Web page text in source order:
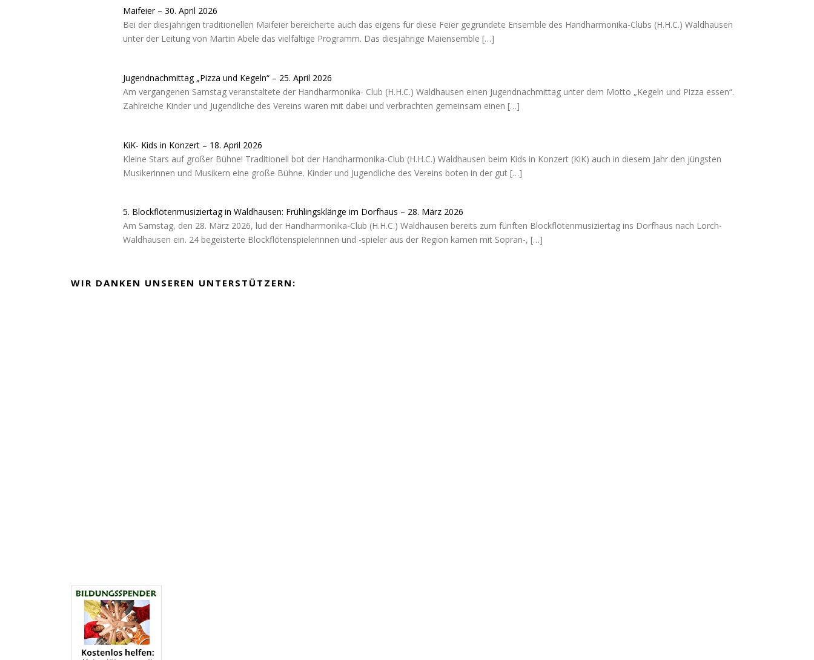
Maifeier – 30. April 2026
Bei der diesjährigen traditionellen Maifeier bereicherte auch das eigens für diese Feier gegründete Ensemble des Handharmonika-Clubs (H.H.C.) Waldhausen
unter der Leitung von Martin Abele das vielfältige Programm. Das diesjährige Maiensemble […]
Jugendnachmittag „Pizza und Kegeln“ – 25. April 2026
Am vergangenen Samstag veranstaltete der Handharmonika- Club (H.H.C.) Waldhausen einen Jugendnachmittag unter dem Motto „Kegeln und Pizza essen“.
Zahlreiche Kinder und Jugendliche des Vereins waren mit dabei und verbrachten gemeinsam einen […]
KiK- Kids in Konzert – 18. April 2026
Kleine Stars auf großer Bühne! Traditionell bot der Handharmonika-Club (H.H.C.) Waldhausen beim Kids in Konzert (KiK) auch in diesem Jahr den jüngsten
Musikerinnen und Musikern eine große Bühne. Kinder und Jugendliche des Vereins boten in der gut […]
5. Blockflötenmusiziertag in Waldhausen: Frühlingsklänge im Dorfhaus – 28. März 2026
Am Samstag, den 28. März 2026, lud der Handharmonika-Club (H.H.C.) Waldhausen bereits zum fünften Blockflötenmusiziertag ins Dorfhaus nach Lorch-
Waldhausen ein. 24 begeisterte Blockflötenspielerinnen und -spieler aus der Region kamen mit Sopran-, […]
WIR DANKEN UNSEREN UNTERSTÜTZERN: